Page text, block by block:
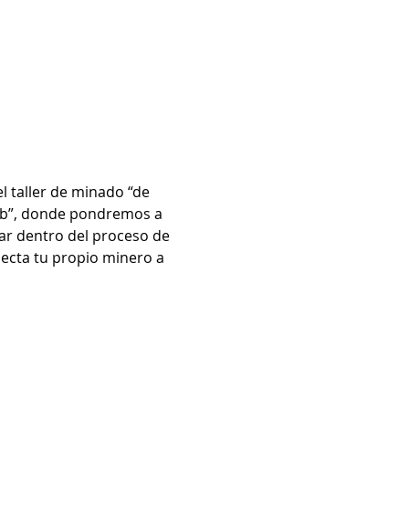
taller de minado “de
donde pondremos a
dentro del proceso de
tu propio minero a